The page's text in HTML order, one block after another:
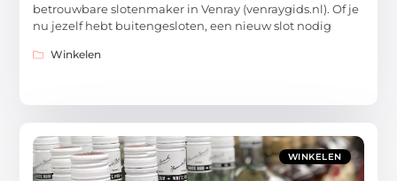
betrouwbare slotenmaker in Venray (venraygids.nl). Of je
nu jezelf hebt buitengesloten, een nieuw slot nodig
Winkelen
WINKELEN